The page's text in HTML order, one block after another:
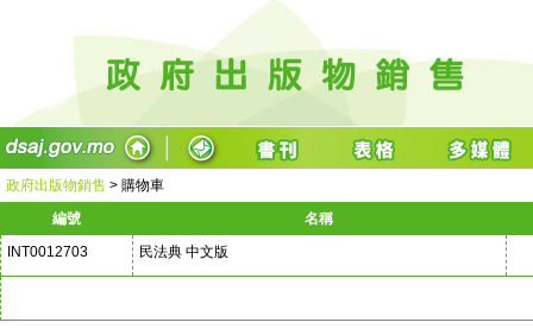
政府出版物銷售 > 購物車
編號
名稱
INT0012703
民法典 中文版